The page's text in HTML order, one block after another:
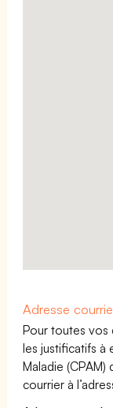
Adresse
Pour toutes vos
les justificatifs à
Maladie
courrier à